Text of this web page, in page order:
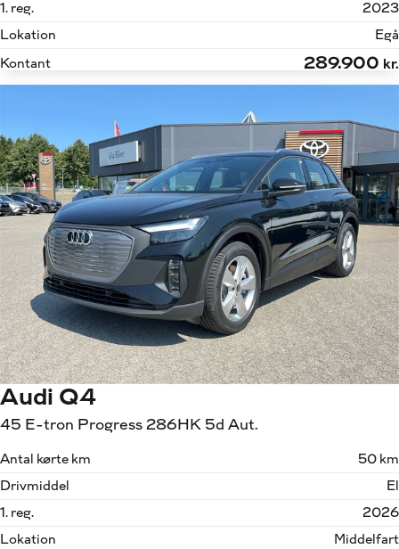
1. reg.
2023
Lokation
Egå
Kontant
289.900 kr.
Audi Q4
45 E-tron Progress 286HK 5d Aut.
Antal kørte km
50 km
Drivmiddel
El
1. reg.
2026
Lokation
Middelfart